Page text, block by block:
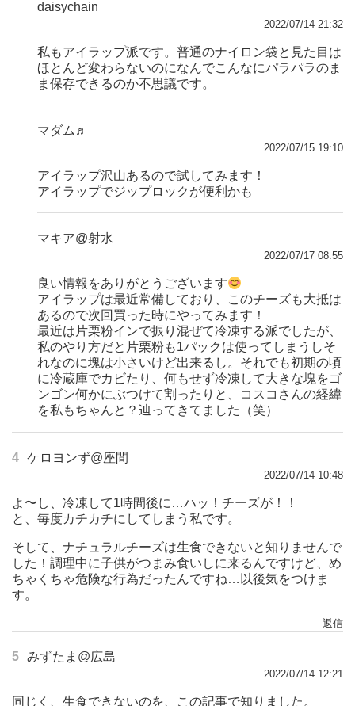
daisychain
2022/07/14 21:32
私もアイラップ派です。普通のナイロン袋と見た目は
ほとんど変わらないのになんでこんなにパラパラのま
ま保存できるのか不思議です。
マダム♬
2022/07/15 19:10
アイラップ沢山あるので試してみます！
アイラップでジップロックが便利かも
マキア@射水
2022/07/17 08:55
良い情報をありがとうございます
アイラップは最近常備しており、このチーズも大抵は
あるので次回買った時にやってみます！
最近は片栗粉インで振り混ぜて冷凍する派でしたが、
私のやり方だと片栗粉も1パックは使ってしまうしそ
れなのに塊は小さいけど出来るし。それでも初期の頃
に冷蔵庫でカビたり、何もせず冷凍して大きな塊をゴ
ンゴン何かにぶつけて割ったりと、コスコさんの経緯
を私もちゃんと？辿ってきてました（笑）
4 ケロヨンず@座間
2022/07/14 10:48
よ〜し、冷凍して1時間後に…ハッ！チーズが！！
と、毎度カチカチにしてしまう私です。
そして、ナチュラルチーズは生食できないと知りませんで
した！調理中に子供がつまみ食いしに来るんですけど、め
ちゃくちゃ危険な行為だったんですね…以後気をつけま
す。
返信
5 みずたま@広島
2022/07/14 12:21
同じく、生食できないのを、この記事で知りました。